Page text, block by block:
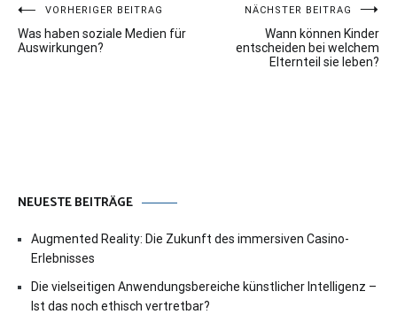
Beitragsnavigation
VORHERIGER BEITRAG
Was haben soziale Medien für
Auswirkungen?
NÄCHSTER BEITRAG
Wann können Kinder
entscheiden bei welchem
Elternteil sie leben?
NEUESTE BEITRÄGE
Augmented Reality: Die Zukunft des immersiven Casino-
Erlebnisses
Die vielseitigen Anwendungsbereiche künstlicher Intelligenz –
Ist das noch ethisch vertretbar?